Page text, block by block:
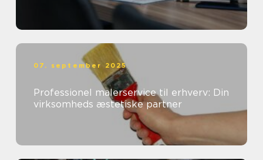
07. september 2025
Professionel malerservice til erhverv: Din
virksomheds æstetiske partner